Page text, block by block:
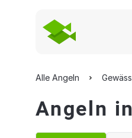
Alle Angeln
Angeln